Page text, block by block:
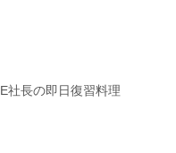
E社長の即日復習料理